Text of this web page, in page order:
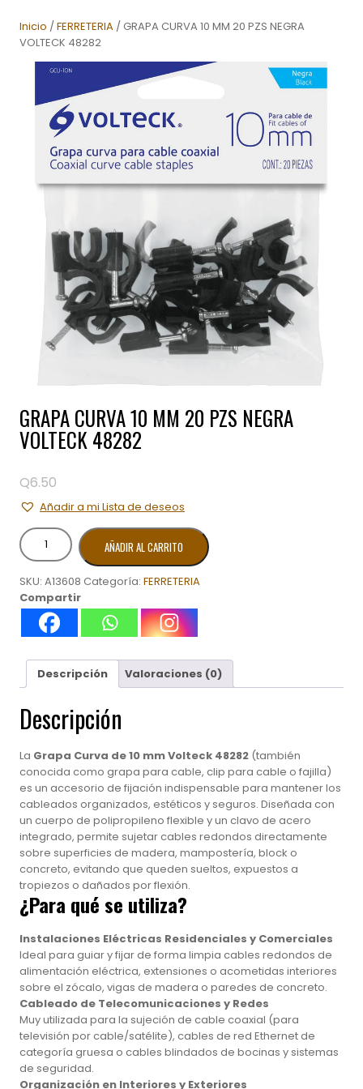
Inicio /FERRETERIA / GRAPA CURVA 10 MM 20 PZS NEGRA
VOLTECK 48282
GRAPA CURVA 10 MM 20 PZS NEGRA
VOLTECK 48282
Q6.50
Añadir a mi Lista de deseos
GRAPA
CURVA
MM
20
NEGRA
48282
cantidad
AÑADIR AL CARRITO
SKU: A13608 Categoría: FERRETERIA
Compartir
Descripción Valoraciones (0)
Descripción
La Grapa Curva de 10 mm Volteck 48282 (también
conocida como grapa para cable, clip para cable o fajilla)
es un accesorio de fijación indispensable para mantener los
cableados organizados, estéticos y seguros. Diseñada con
un cuerpo de polipropileno flexible y un clavo de acero
integrado, permite sujetar cables redondos directamente
sobre superficies de madera, mampostería, block o
concreto, evitando que queden sueltos, expuestos a
tropiezos o dañados por flexión.
¿Para qué se utiliza?
Instalaciones Eléctricas Residenciales y Comerciales
Ideal para guiar y fijar de forma limpia cables redondos de
alimentación eléctrica, extensiones o acometidas interiores
sobre el zócalo, vigas de madera o paredes de concreto.
Cableado de Telecomunicaciones y Redes
Muy utilizada para la sujeción de cable coaxial (para
televisión por cable/satélite), cables de red Ethernet de
categoría gruesa o cables blindados de bocinas y sistemas
de seguridad.
Organización en Interiores y Exteriores